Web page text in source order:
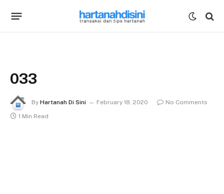
033
By Hartanah Di Sini February 18, 2020
No Comments
1 Min Read